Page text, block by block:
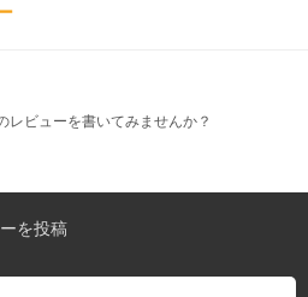
レビューを書いてみませんか？
を投稿